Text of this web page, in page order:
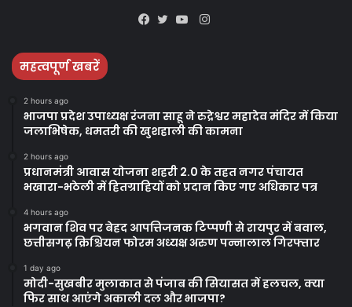
Instagram
महत्वपूर्ण खबरें
2 hours ago
भाजपा प्रदेश उपाध्यक्ष रंजना साहू ने रुद्रेश्वर महादेव मंदिर में किया
जलाभिषेक, धमतरी की खुशहाली की कामना
2 hours ago
प्रधानमंत्री आवास योजना शहरी 2.0 के तहत नगर पंचायत
भखारा-भठेली में हितग्राहियों को प्रदान किए गए अधिकार पत्र
4 hours ago
भगवान शिव पर बेहद आपत्तिजनक टिप्पणी से रायपुर में बवाल,
छत्तीसगढ़ क्रिश्चियन फोरम अध्यक्ष अरुण पन्नालाल गिरफ्तार
1 day ago
मोदी-सुखबीर मुलाकात से पंजाब की सियासत में हलचल, क्या
फिर साथ आएंगे अकाली दल और भाजपा?